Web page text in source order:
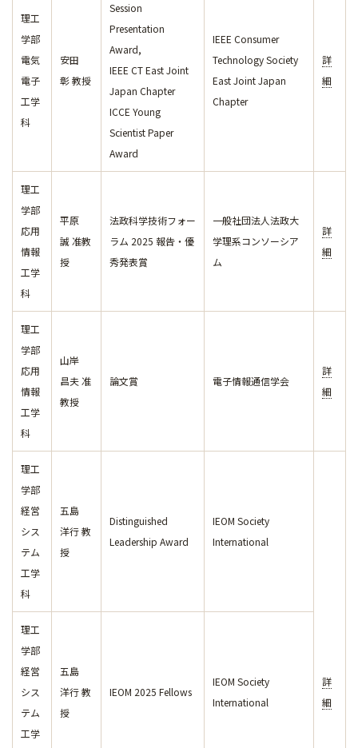
理工
学部
電気
電子
工学
科
安田
彰 教授
Session
Presentation
Award,
IEEE CT East Joint
Japan Chapter
ICCE Young
Scientist Paper
Award
IEEE Consumer
Technology Society
East Joint Japan
Chapter
詳
細
理工
学部
応用
情報
工学
科
平原
誠 准教
授
法政科学技術フォー
ラム 2025 報告・優
秀発表賞
一般社団法人法政大
学理系コンソーシア
ム
詳
細
理工
学部
応用
情報
工学
科
山岸
昌夫 准
教授
論文賞 電子情報通信学会
詳
細
理工
学部
経営
シス
テム
工学
科
五島
洋行 教
授
Distinguished
Leadership Award
IEOM Society
International
詳
細
理工
学部
経営
シス
テム
工学
五島
洋行 教
授
IEOM 2025 Fellows
IEOM Society
International